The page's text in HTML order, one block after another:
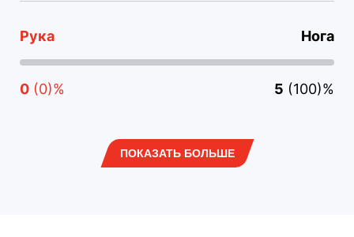
Рука Нога
0 (0)% 5 (100)%
ПОКАЗАТЬ БОЛЬШЕ